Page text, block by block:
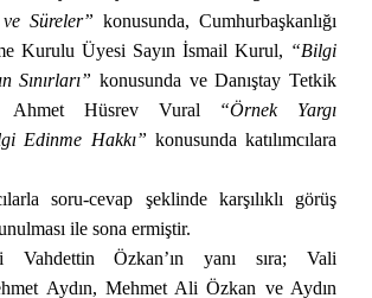
Süreler” konusunda, Cumhurbaşkanlığı
Kurulu Üyesi Sayın İsmail Kurul, “Bilgi
Sınırları” konusunda ve Danıştay Tetkik
Ahmet Hüsrev Vural “Örnek Yargı
Edinme Hakkı” konusunda katılımcılara
soru-cevap şeklinde karşılıklı görüş
ile sona ermiştir.
Vahdettin Özkan’ın yanı sıra; Vali
Aydın, Mehmet Ali Özkan ve Aydın